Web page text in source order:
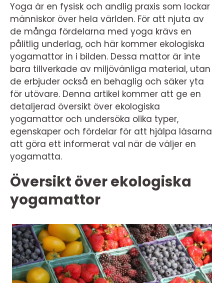
Yoga är en fysisk och andlig praxis som lockar
människor över hela världen. För att njuta av
de många fördelarna med yoga krävs en
pålitlig underlag, och här kommer ekologiska
yogamattor in i bilden. Dessa mattor är inte
bara tillverkade av miljövänliga material, utan
de erbjuder också en behaglig och säker yta
för utövare. Denna artikel kommer att ge en
detaljerad översikt över ekologiska
yogamattor och undersöka olika typer,
egenskaper och fördelar för att hjälpa läsarna
att göra ett informerat val när de väljer en
yogamatta.
Översikt över ekologiska
yogamattor